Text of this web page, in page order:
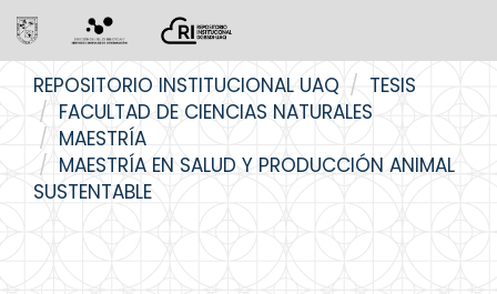
navigation
REPOSITORIO INSTITUCIONAL UAQ
TESIS
FACULTAD DE CIENCIAS NATURALES
MAESTRÍA
MAESTRÍA EN SALUD Y PRODUCCIÓN ANIMAL
SUSTENTABLE